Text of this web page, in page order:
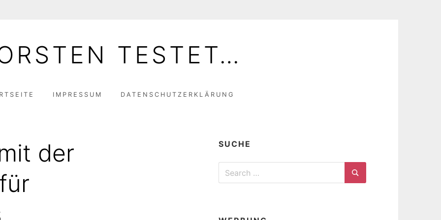
TESTET…
IMPRESSUM DATENSCHUTZERKLÄRUNG
der
SUCHE
Search
for:
Search